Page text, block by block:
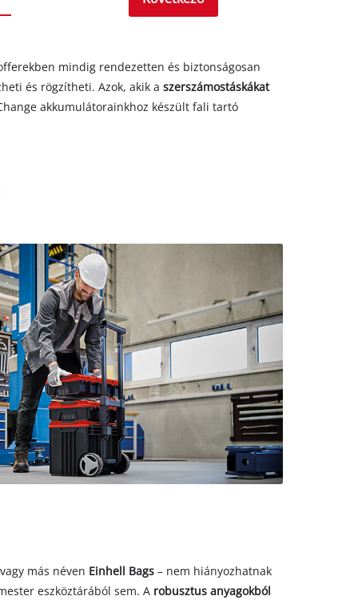
mindig rendezetten és biztonságosan
és rögzítheti. Azok, akik a szerszámostáskákat
akkumulátorainkhoz készült fali tartó
más néven Einhell Bags – nem hiányozhatnak
eszköztárából sem. A robusztus anyagokból